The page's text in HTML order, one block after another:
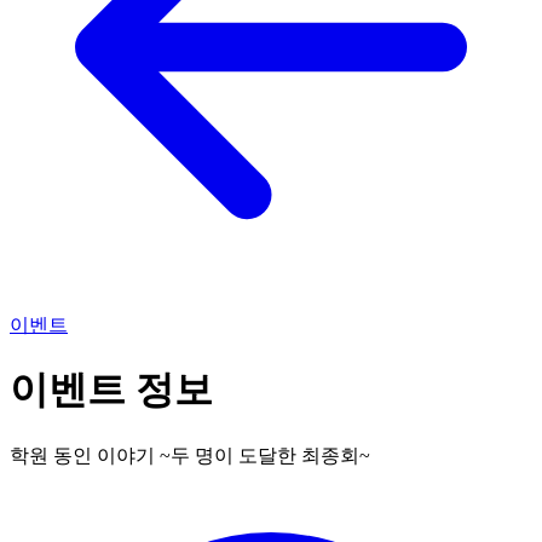
이벤트
이벤트 정보
학원 동인 이야기 ~두 명이 도달한 최종회~